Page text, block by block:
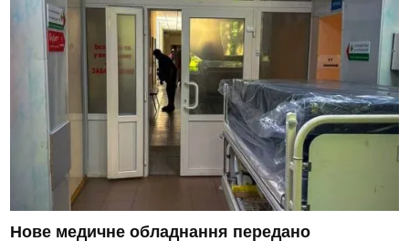
Нове медичне обладнання передано